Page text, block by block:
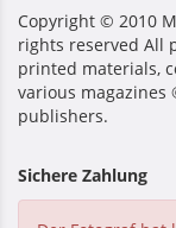
Copyright © 2010
rights reserved All
printed materials,
various
publishers.
Sichere Zahlung